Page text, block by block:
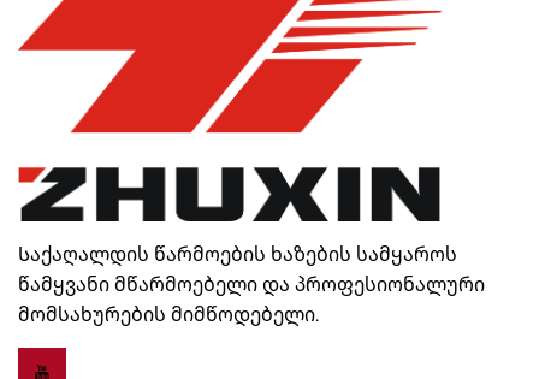
Საქაღალდის წარმოების ხაზების სამყაროს
წამყვანი მწარმოებელი და პროფესიონალური
მომსახურების მიმწოდებელი.